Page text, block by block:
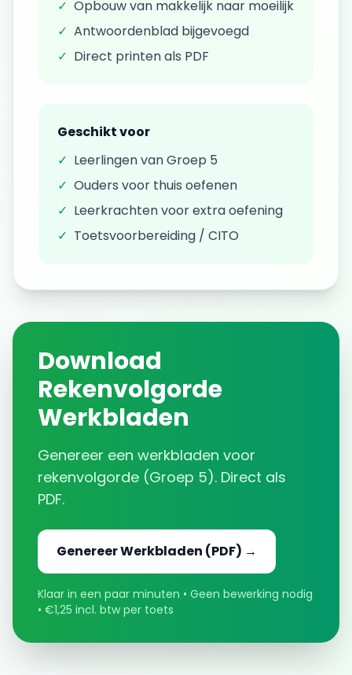
✓ Opbouw van makkelijk naar moeilijk
✓ Antwoordenblad bijgevoegd
✓ Direct printen als PDF
Geschikt voor
✓ Leerlingen vanGroep 5
✓ Ouders voor thuis oefenen
✓ Leerkrachten voor extra oefening
✓ Toetsvoorbereiding / CITO
Download
Rekenvolgorde
Werkbladen
Genereer een werkbladen voor
rekenvolgorde (Groep 5). Direct als
PDF.
GenereerWerkbladen (PDF) →
Klaar in een paar minuten • Geen bewerking nodig
• €1,25 incl. btw per toets